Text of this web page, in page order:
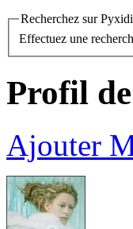
Recherchez sur
Effectuez une
Profil
Ajouter